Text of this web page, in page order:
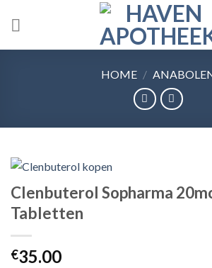
HOME /
Clenbuterol Sopharma
Tabletten
€35.00